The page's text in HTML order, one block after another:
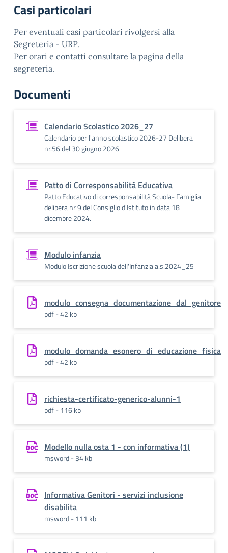
Casi particolari
Per eventuali casi particolari rivolgersi alla
Segreteria - URP.
Per orari e contatti consultare la pagina della
segreteria.
Documenti
Calendario Scolastico 2026_27
Calendario per l'anno scolastico 2026-27 Delibera
nr.56 del 30 giugno 2026
Patto di Corresponsabilità Educativa
Patto Educativo di corresponsabilità Scuola- Famiglia
delibera nr 9 del Consiglio d'Istituto in data 18
dicembre 2024.
Modulo infanzia
Modulo Iscrizione scuola dell'Infanzia a.s.2024_25
modulo_consegna_documentazione_dal_genitore
pdf - 42 kb
modulo_domanda_esonero_di_educazione_fisica
pdf - 42 kb
richiesta-certificato-generico-alunni-1
pdf - 116 kb
Modello nulla osta 1 - con informativa (1)
msword - 34 kb
Informativa Genitori - servizi inclusione
disabilita
msword - 111 kb